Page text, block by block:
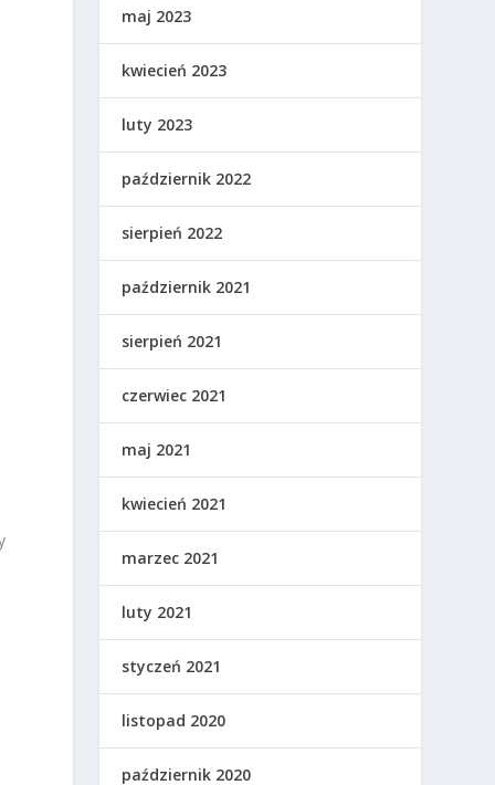
maj 2023
kwiecień 2023
luty 2023
październik 2022
sierpień 2022
październik 2021
sierpień 2021
czerwiec 2021
maj 2021
kwiecień 2021
marzec 2021
luty 2021
styczeń 2021
listopad 2020
październik 2020